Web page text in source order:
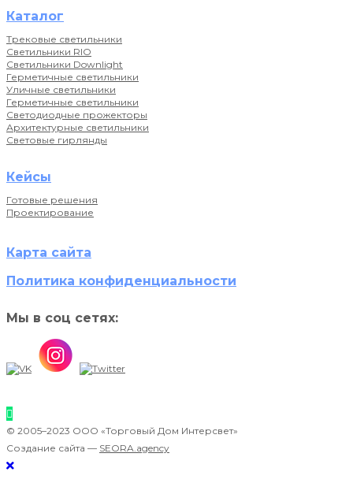
Каталог
Трековые светильники
Светильники RIO
Светильники Downlight
Герметичные светильники
Уличные светильники
Герметичные светильники
Светодиодные прожекторы
Архитектурные светильники
Световые гирлянды
Кейсы
Готовые решения
Проектирование
Карта сайта
Политика конфиденциальности
Мы в соц сетях:
© 2005–2023 ООО «Торговый Дом Интерсвет»
Создание сайта — SEORA.agency